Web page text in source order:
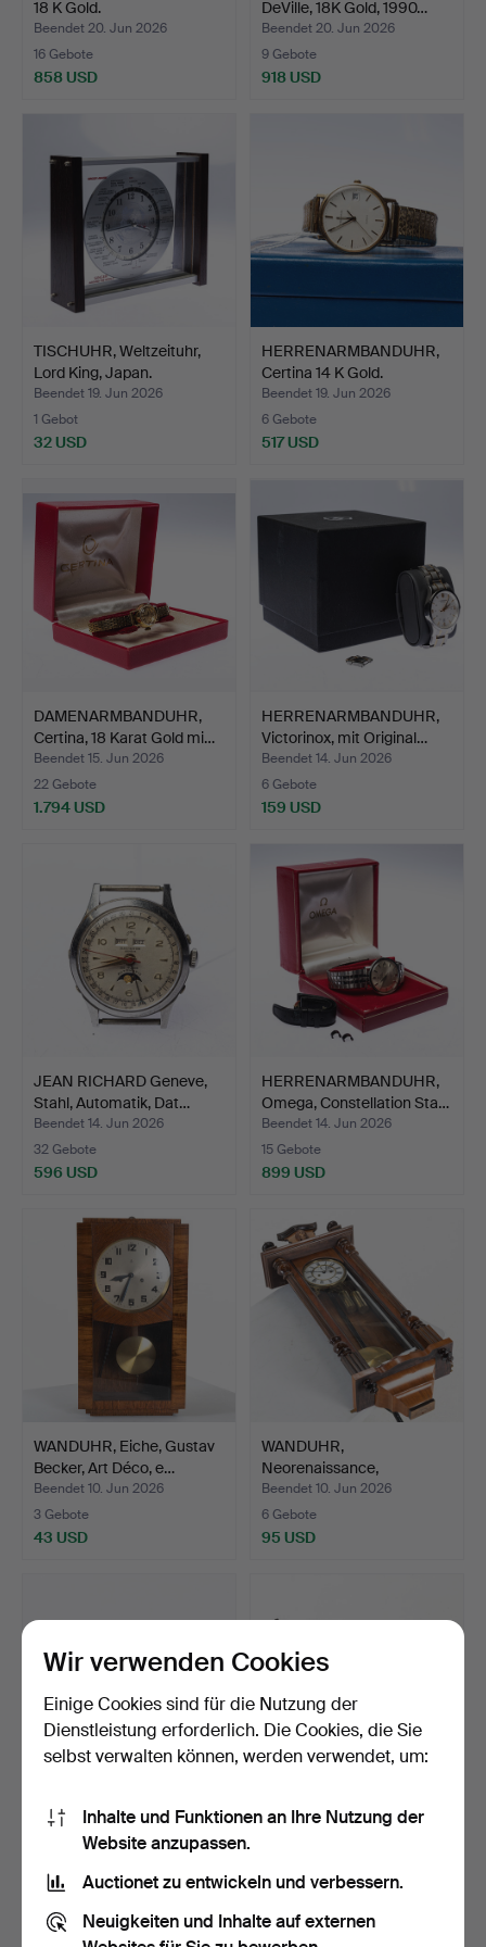
18 K Gold.
Beendet 20. Jun 2026
16 Gebote
858 USD
DeVille, 18K Gold, 1990…
Beendet 20. Jun 2026
9 Gebote
918 USD
TISCHUHR, Weltzeituhr,
Lord King, Japan.
Beendet 19. Jun 2026
1 Gebot
32 USD
HERRENARMBANDUHR,
Certina 14 K Gold.
Beendet 19. Jun 2026
6 Gebote
517 USD
DAMENARMBANDUHR,
Certina, 18 Karat Gold mi…
Beendet 15. Jun 2026
22 Gebote
1.794 USD
HERRENARMBANDUHR,
Victorinox, mit Original…
Beendet 14. Jun 2026
6 Gebote
159 USD
JEAN RICHARD Geneve,
Stahl, Automatik, Dat…
Beendet 14. Jun 2026
32 Gebote
596 USD
HERRENARMBANDUHR,
Omega, Constellation Sta…
Beendet 14. Jun 2026
15 Gebote
899 USD
WANDUHR, Eiche, Gustav
Becker, Art Déco, e…
Beendet 10. Jun 2026
3 Gebote
43 USD
WANDUHR,
Neorenaissance,
Jahrhundertwende …
Beendet 10. Jun 2026
6 Gebote
95 USD
TASCHENUHR, sog.
Damen-Taschenuhr, 14
Beendet 8. Jun 2026
5 Gebote
PENDELUHR,
5 Gebote
Wir verwenden Cookies
Einige Cookies sind für die Nutzung der
Dienstleistung erforderlich. Die Cookies, die Sie
selbst verwalten können, werden verwendet, um:
Inhalte und Funktionen an Ihre Nutzung der
Website anzupassen.
Auctionet zu entwickeln und verbessern.
Neuigkeiten und Inhalte auf externen